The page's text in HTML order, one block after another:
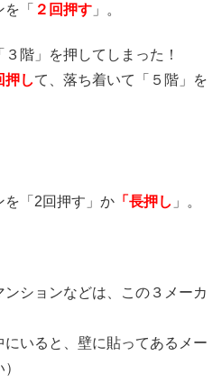
「 ２回押す 」。
階」を押してしまった！
押して、落ち着いて「５階」を
「2回押す」か 「長押し 」。
ションなどは、この３メーカ
にいると、壁に貼ってあるメー